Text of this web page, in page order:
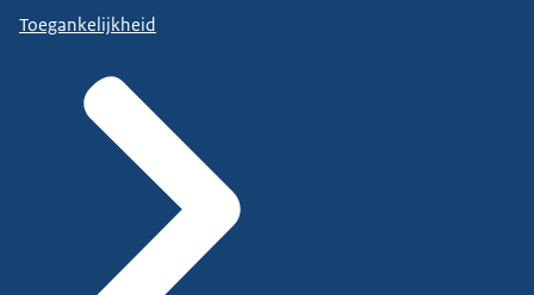
Toegankelijkheid